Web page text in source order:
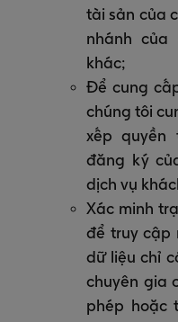
tài sản của
nhánh của
khác;
Để cung
chúng tôi
xếp quyền
đăng ký
dịch vụ
Xác minh
để truy cập
dữ liệu chỉ
chuyên gia
phép hoặc